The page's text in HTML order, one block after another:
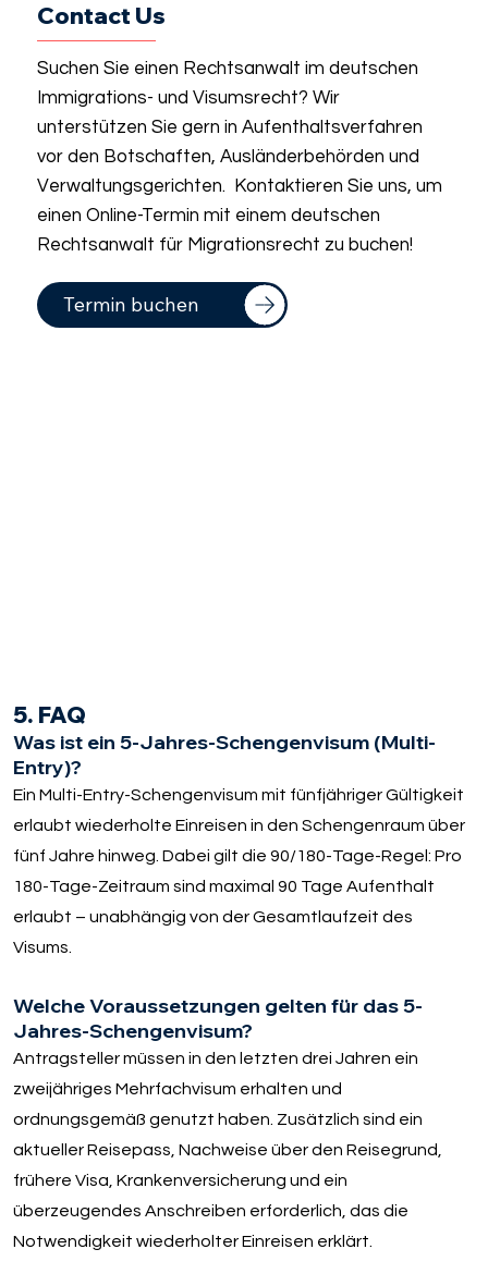
Contact Us
Suchen Sie einen Rechtsanwalt im deutschen
Immigrations- und Visumsrecht? Wir
unterstützen Sie gern in Aufenthaltsverfahren
vor den Botschaften, Ausländerbehörden und
Verwaltungsgerichten. Kontaktieren Sie uns, um
einen Online-Termin mit einem deutschen
Rechtsanwalt für Migrationsrecht zu buchen!
Termin buchen
5. FAQ
Was ist ein 5-Jahres-Schengenvisum (Multi-
Entry)?
Ein Multi-Entry-Schengenvisum mit fünfjähriger Gültigkeit
erlaubt wiederholte Einreisen in den Schengenraum über
fünf Jahre hinweg. Dabei gilt die 90/180-Tage-Regel: Pro
180-Tage-Zeitraum sind maximal 90 Tage Aufenthalt
erlaubt – unabhängig von der Gesamtlaufzeit des
Visums.
Welche Voraussetzungen gelten für das 5-
Jahres-Schengenvisum?
Antragsteller müssen in den letzten drei Jahren ein
zweijähriges Mehrfachvisum erhalten und
ordnungsgemäß genutzt haben. Zusätzlich sind ein
aktueller Reisepass, Nachweise über den Reisegrund,
frühere Visa, Krankenversicherung und ein
überzeugendes Anschreiben erforderlich, das die
Notwendigkeit wiederholter Einreisen erklärt.